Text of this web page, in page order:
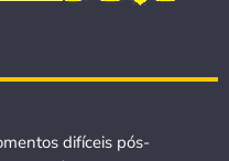
difíceis pós-